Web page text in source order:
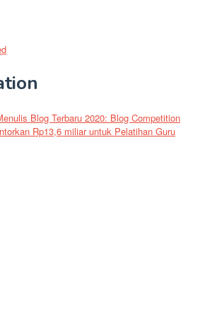
Blog Terbaru 2020: Blog Competition
Rp13,6 miliar untuk Pelatihan Guru